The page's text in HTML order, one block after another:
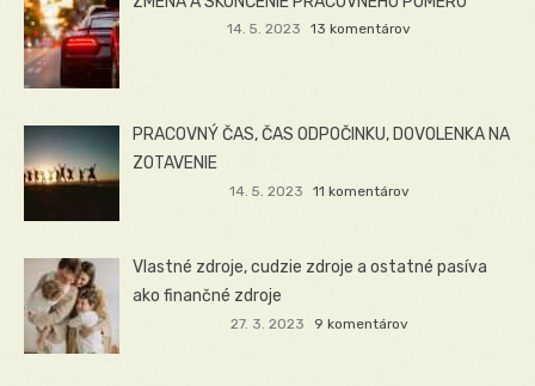
14. 5. 2023 13 komentárov
PRACOVNÝ ČAS, ČAS ODPOČINKU, DOVOLENKA NA
ZOTAVENIE
14. 5. 2023 11 komentárov
Vlastné zdroje, cudzie zdroje a ostatné pasíva
ako finančné zdroje
27. 3. 2023 9 komentárov